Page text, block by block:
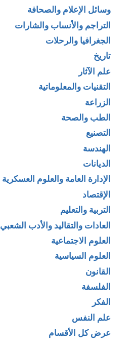
وسائل الإعلام والصحافة
التراجم والأنساب والشارات
الجغرافيا والرحلات
تاريخ
علم الآثار
التقنيات والمعلوماتية
الزراعة
الطب والصحة
التصنيع
الهندسة
الديانات
الإدارة العامة والعلوم العسكرية
الإقتصاد
التربية والتعليم
العادات والتقاليد والأدب الشعبي
العلوم الاجتماعية
العلوم السياسية
القانون
الفلسفة
الفكر
علم النفس
عرض كل الأقسام